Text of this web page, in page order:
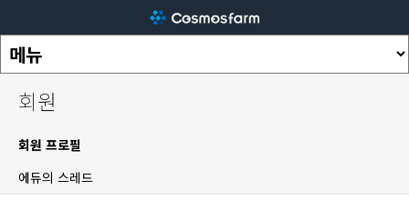
회원
회원 프로필
에듀의 스레드